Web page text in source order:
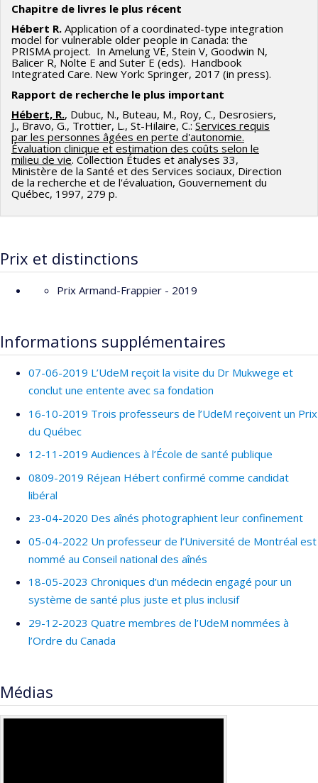
Chapitre de livres le plus récent
Hébert R. Application of a coordinated-type integration
model for vulnerable older people in Canada: the
PRISMA project. In Amelung VE, Stein V, Goodwin N,
Balicer R, Nolte E and Suter E (eds). Handbook
Integrated Care. New York: Springer, 2017 (in press).
Rapport de recherche le plus important
Hébert, R., Dubuc, N., Buteau, M., Roy, C., Desrosiers,
J., Bravo, G., Trottier, L., St-Hilaire, C.:Services requis
par les personnes âgées en perte d'autonomie.
Évaluation clinique et estimation des coûts selon le
milieu de vie. Collection Études et analyses 33,
Ministère de la Santé et des Services sociaux, Direction
de la recherche et de l'évaluation, Gouvernement du
Québec, 1997, 279 p.
Prix et distinctions
Prix Armand-Frappier - 2019
Informations supplémentaires
07-06-2019 L’UdeM reçoit la visite du Dr Mukwege et
conclut une entente avec sa fondation
16-10-2019 Trois professeurs de l’UdeM reçoivent un Prix
du Québec
12-11-2019 Audiences à l’École de santé publique
0809-2019 Réjean Hébert confirmé comme candidat
libéral
23-04-2020 Des aînés photographient leur confinement
05-04-2022 Un professeur de l’Université de Montréal est
nommé au Conseil national des aînés
18-05-2023 Chroniques d’un médecin engagé pour un
système de santé plus juste et plus inclusif
29-12-2023 Quatre membres de l’UdeM nommées à
l’Ordre du Canada
Médias